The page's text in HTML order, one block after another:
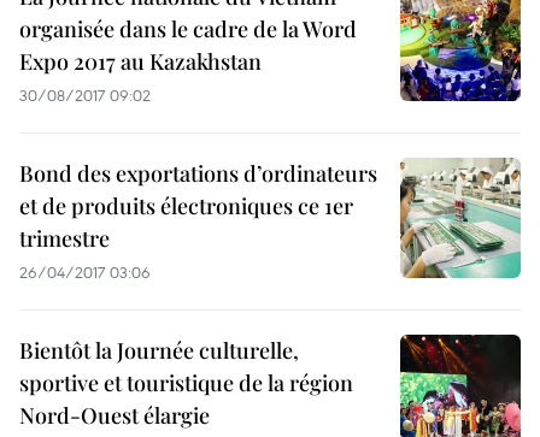
organisée dans le cadre de la Word
Expo 2017 au Kazakhstan
30/08/2017 09:02
Bond des exportations d’ordinateurs
et de produits électroniques ce 1er
trimestre
26/04/2017 03:06
Bientôt la Journée culturelle,
sportive et touristique de la région
Nord-Ouest élargie